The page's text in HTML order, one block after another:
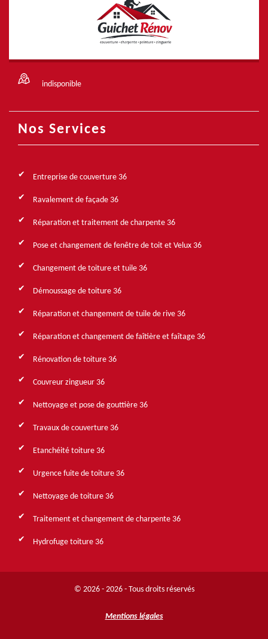
indisponible
Nos Services
Entreprise de couverture 36
Ravalement de façade 36
Réparation et traitement de charpente 36
Pose et changement de fenêtre de toit et Velux 36
Changement de toiture et tuile 36
Démoussage de toiture 36
Réparation et changement de tuile de rive 36
Réparation et changement de faîtière et faîtage 36
Rénovation de toiture 36
Couvreur zingueur 36
Nettoyage et pose de gouttière 36
Travaux de couverture 36
Etanchéité toiture 36
Urgence fuite de toiture 36
Nettoyage de toiture 36
Traitement et changement de charpente 36
Hydrofuge toiture 36
© 2026 - 2026 - Tous droits réservés
Mentions légales